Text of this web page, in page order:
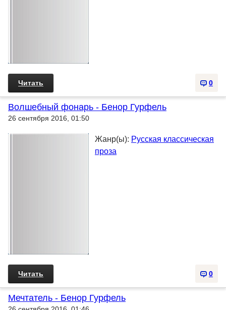
0
Читать
Волшебный фонарь - Бенор Гурфель
26 сентября 2016, 01:50
Жанр(ы): Русская классическая
проза
0
Читать
Мечтатель - Бенор Гурфель